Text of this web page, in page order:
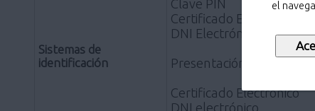
el
Sistemas de
identificación
Clave PIN
Certificado Electrónico
DNI Electrónico
Presentación de
Certificado Electrónico
DNI electrónico